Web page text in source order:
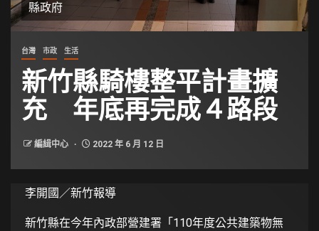
縣政府
台灣 市政 生活
新竹縣騎樓整平計畫擴
充 年底再完成４路段
編緝中心 2022 年 6 月 12 日
李開國／新竹報導
新竹縣在今年內政部營建署「110年度公共建築物無